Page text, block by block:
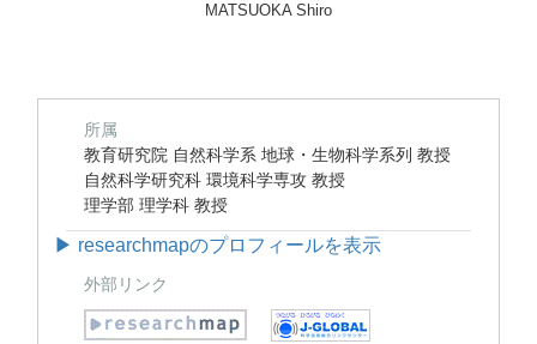
MATSUOKA Shiro
所属
教育研究院 自然科学系 地球・生物科学系列 教授
自然科学研究科 環境科学専攻 教授
理学部 理学科 教授
▶ researchmapのプロフィールを表示
外部リンク